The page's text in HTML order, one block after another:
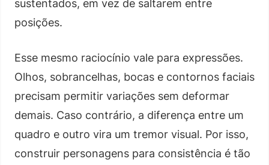
sustentados, em vez de saltarem entre
posições.
Esse mesmo raciocínio vale para expressões.
Olhos, sobrancelhas, bocas e contornos faciais
precisam permitir variações sem deformar
demais. Caso contrário, a diferença entre um
quadro e outro vira um tremor visual. Por isso,
construir personagens para consistência é tão